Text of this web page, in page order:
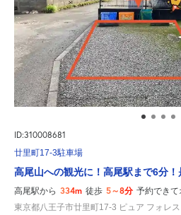
ID:310008681
廿里町17-3駐車場
高尾山への観光に！高尾駅まで6分！
高尾駅から 334m 徒歩 5～8分 予約できて
東京都八王子市廿里町17-3 ピュア フォレス